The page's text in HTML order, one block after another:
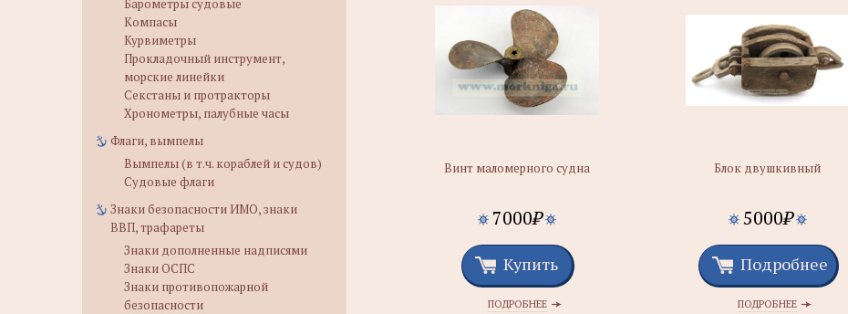
Барометры судовые
Компасы
Курвиметры
Прокладочный инструмент,
морские линейки
Секстаны и протракторы
Хронометры, палубные часы
Флаги, вымпелы
Вымпелы (в т.ч. кораблей и судов)
Судовые флаги
Знаки безопасности ИМО, знаки
ВВП, трафареты
Знаки дополненные надписями
Знаки ОСПС
Знаки противопожарной
безопасности
Винт маломерного судна
7000₽
Купить
ПОДРОБНЕЕ
Блок двушкивный
5000₽
Подробнее
ПОДРОБНЕЕ